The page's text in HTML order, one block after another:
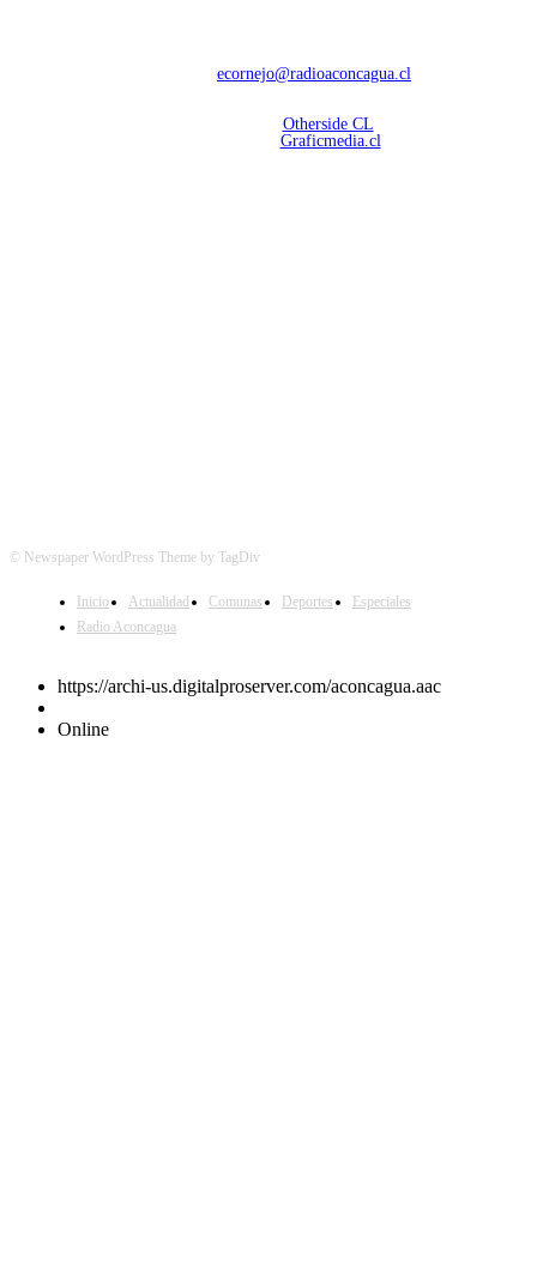
ecornejo@radioaconcagua.cl
Otherside CL
Graficmedia.cl
© Newspaper WordPress Theme by TagDiv
Inicio Actualidad Comunas Deportes
Especiales
Radio Aconcagua
https://archi-us.digitalproserver.com/aconcagua.aac
Online